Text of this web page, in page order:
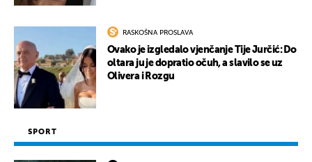
RASKOŠNA PROSLAVA
Ovako je izgledalo vjenčanje Tije Jurčić: Do
oltara ju je dopratio očuh, a slavilo se uz
Olivera i Rozgu
SPORT